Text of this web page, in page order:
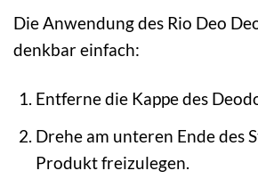
Die Anwendung des Rio Deo
denkbar einfach:
Entferne die Kappe des
Drehe am unteren Ende des
Produkt freizulegen.